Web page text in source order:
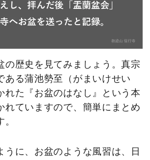
の歴史を見てみましょう。真宗
ある蒲池勢至（がまいけせい
れた『お盆のはなし』という本
れていますので、簡単にまとめ
うに、お盆のような風習は、日